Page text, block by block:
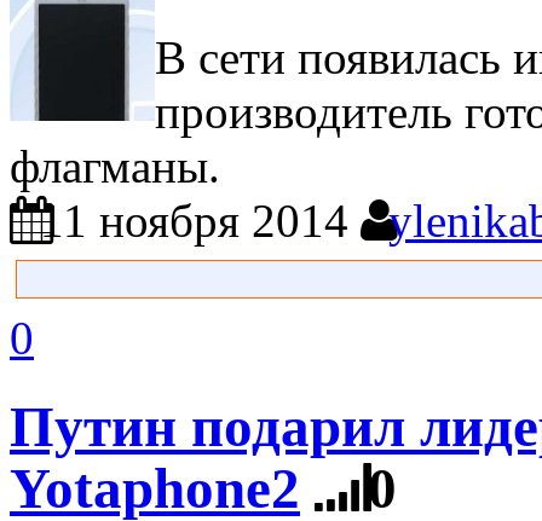
В сети появилась
производитель
флагманы.
11 ноября 2014
0
Путин подарил
Yotaphone2
0